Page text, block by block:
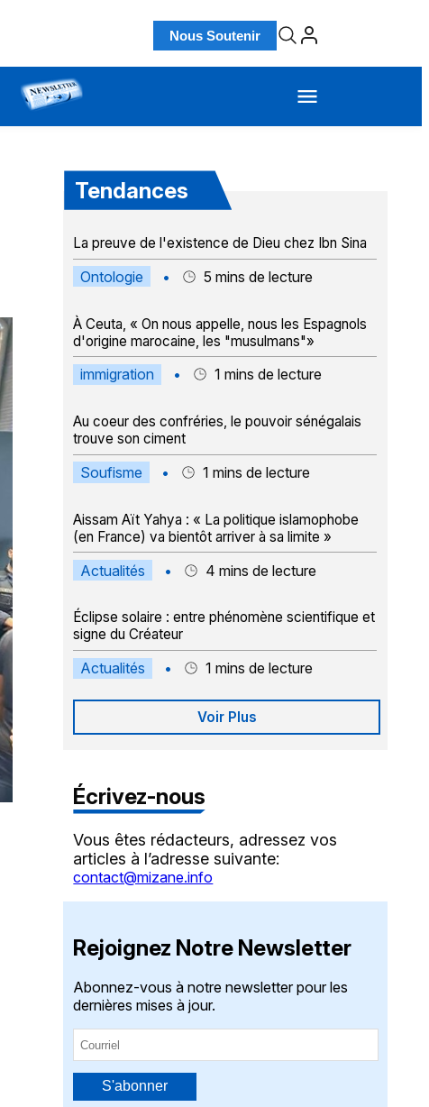
Nous Soutenir
Tendances
La preuve de l'existence de Dieu chez Ibn Sina
Ontologie • 5 mins de lecture
À Ceuta, « On nous appelle, nous les Espagnols
d'origine marocaine, les "musulmans"»
immigration • 1 mins de lecture
Au coeur des confréries, le pouvoir sénégalais
trouve son ciment
Soufisme • 1 mins de lecture
Aissam Aït Yahya : « La politique islamophobe
(en France) va bientôt arriver à sa limite »
Actualités • 4 mins de lecture
Éclipse solaire : entre phénomène scientifique et
signe du Créateur
Actualités • 1 mins de lecture
Voir Plus
Écrivez-nous
Vous êtes rédacteurs, adressez vos
articles à l’adresse suivante:
contact@mizane.info
Rejoignez Notre Newsletter
Abonnez-vous à notre newsletter pour les
dernières mises à jour.
S'abonner